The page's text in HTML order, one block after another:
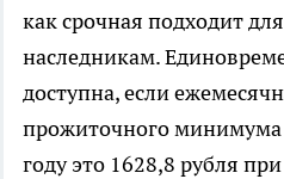
как срочная подходит
наследникам.
доступна, если
прожиточного
году это 1628,8 рубля